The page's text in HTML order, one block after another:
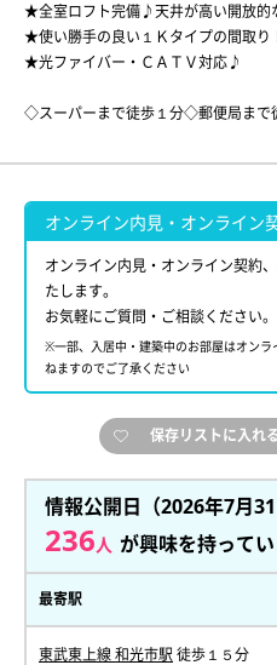
★全室ロフト完備♪天井が高い開放的
★使い勝手の良い１Ｋタイプの間取り
★光ファイバー・ＣＡＴＶ対応♪
◇スーパーまで徒歩１分◇郵便局ま
オンライン内見・オンライン
オンライン内見・オンライン契約
たします。
お気軽にご質問・ご相談ください。
※一部、入居中・建築中のお部屋はオンラ
ねますのでご了承ください
保存リストに入れ
情報公開日（2026年7月31
236人 が興味を持ってい
最寄駅
東武東上線 和光市駅 徒歩１５分